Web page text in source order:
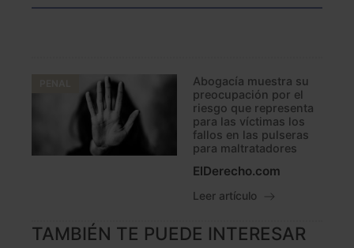
Abogacía muestra su
preocupación por el
riesgo que representa
para las víctimas los
fallos en las pulseras
para maltratadores
ElDerecho.com
Leer artículo
TAMBIÉN TE PUEDE INTERESAR